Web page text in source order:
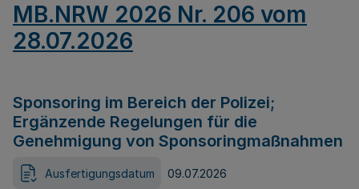
MB.NRW 2026 Nr. 206 vom
28.07.2026
Sponsoring im Bereich der Polizei;
Ergänzende Regelungen für die
Genehmigung von Sponsoringmaßnahmen
Ausfertigungsdatum 09.07.2026